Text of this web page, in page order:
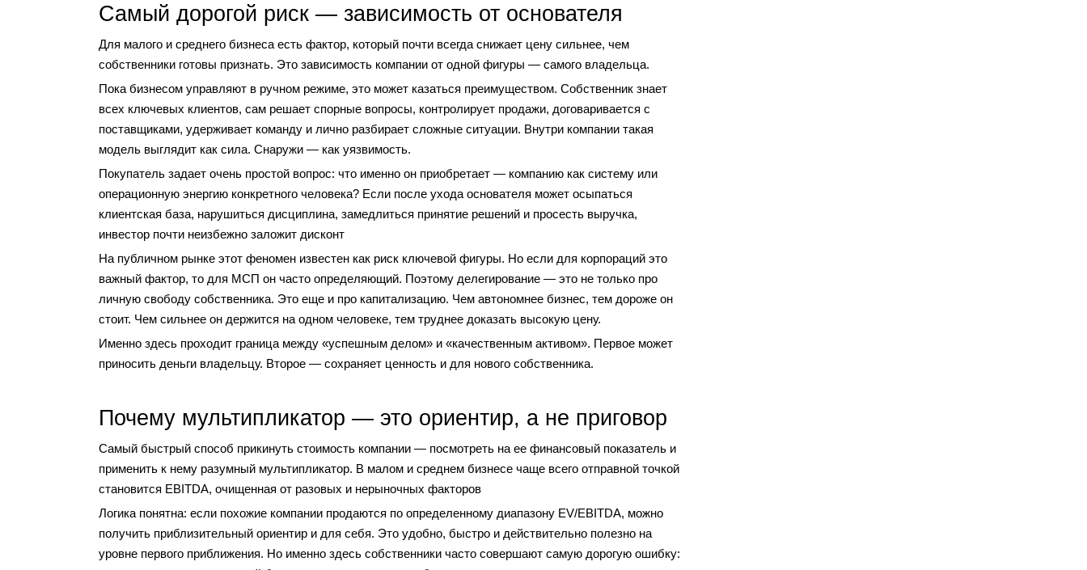
Самый дорогой риск — зависимость от основателя
Для малого и среднего бизнеса есть фактор, который почти всегда снижает цену сильнее, чем
собственники готовы признать. Это зависимость компании от одной фигуры — самого владельца.
Пока бизнесом управляют в ручном режиме, это может казаться преимуществом. Собственник знает
всех ключевых клиентов, сам решает спорные вопросы, контролирует продажи, договаривается с
поставщиками, удерживает команду и лично разбирает сложные ситуации. Внутри компании такая
модель выглядит как сила. Снаружи — как уязвимость.
Покупатель задает очень простой вопрос: что именно он приобретает — компанию как систему или
операционную энергию конкретного человека? Если после ухода основателя может осыпаться
клиентская база, нарушиться дисциплина, замедлиться принятие решений и просесть выручка,
инвестор почти неизбежно заложит дисконт
На публичном рынке этот феномен известен как риск ключевой фигуры. Но если для корпораций это
важный фактор, то для МСП он часто определяющий. Поэтому делегирование — это не только про
личную свободу собственника. Это еще и про капитализацию. Чем автономнее бизнес, тем дороже он
стоит. Чем сильнее он держится на одном человеке, тем труднее доказать высокую цену.
Именно здесь проходит граница между «успешным делом» и «качественным активом». Первое может
приносить деньги владельцу. Второе — сохраняет ценность и для нового собственника.
Почему мультипликатор — это ориентир, а не приговор
Самый быстрый способ прикинуть стоимость компании — посмотреть на ее финансовый показатель и
применить к нему разумный мультипликатор. В малом и среднем бизнесе чаще всего отправной точкой
становится EBITDA, очищенная от разовых и нерыночных факторов
Логика понятна: если похожие компании продаются по определенному диапазону EV/EBITDA, можно
получить приблизительный ориентир и для себя. Это удобно, быстро и действительно полезно на
уровне первого приближения. Но именно здесь собственники часто совершают самую дорогую ошибку: